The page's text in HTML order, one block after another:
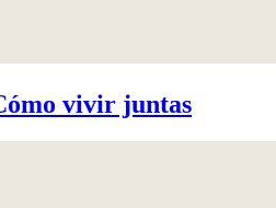
vivir juntas